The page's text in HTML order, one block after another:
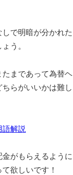
で明暗が分かれた
う。
たまであって為替ヘ
らがいいかは難し
語解説
がもらえるように
欲しいです！